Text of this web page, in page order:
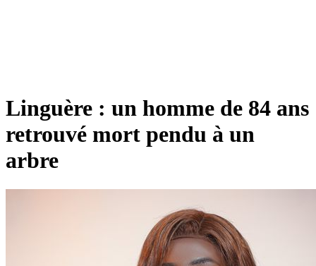
Linguère : un homme de 84 ans
retrouvé mort pendu à un
arbre